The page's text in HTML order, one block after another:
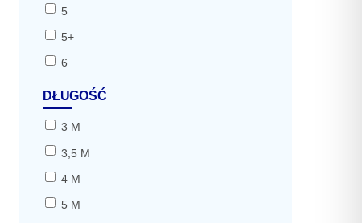
5
5+
6
DŁUGOŚĆ
3 M
3,5 M
4 M
5 M